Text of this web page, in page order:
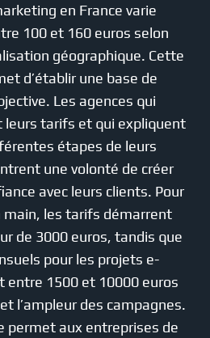
en France varie
100 et 160 euros selon
géographique. Cette
d’établir une base de
Les agences qui
tarifs et qui expliquent
étapes de leurs
une volonté de créer
avec leurs clients. Pour
main, les tarifs démarrent
de 3000 euros, tandis que
pour les projets e-
entre 1500 et 10000 euros
l’ampleur des campagnes.
permet aux entreprises de